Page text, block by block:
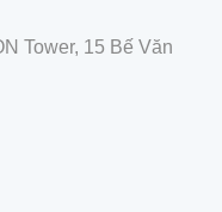
Tower, 15 Bế Văn